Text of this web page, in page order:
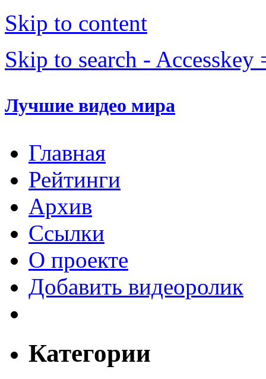
Skip to content
Skip to search - Accesskey
Лучшие видео мира
Главная
Рейтинги
Архив
Ссылки
О проекте
Добавить видеоролик
Категории